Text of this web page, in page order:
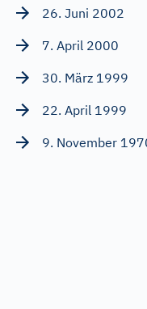
26. Juni 2002
7. April 2000
30. März 1999
22. April 1999
9. November